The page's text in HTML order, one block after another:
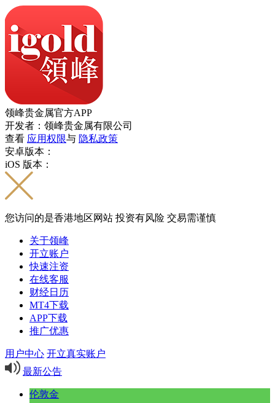
领峰贵金属官方APP
开发者：领峰贵金属有限公司
查看 应用权限与 隐私政策
安卓版本：
iOS 版本：
您访问的是香港地区网站 投资有风险 交易需谨慎
关于领峰
开立账户
快速注资
在线客服
财经日历
MT4下载
APP下载
推广优惠
用户中心 开立真实账户
最新公告
伦敦金